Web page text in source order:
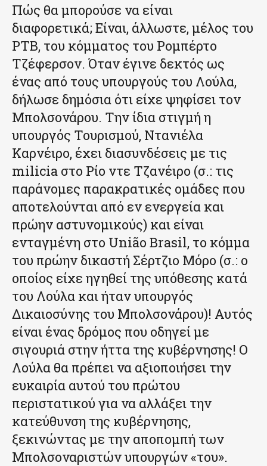
Πώς θα μπορούσε να είναι
διαφορετικά; Είναι, άλλωστε, μέλος του
PTB, του κόμματος του Ρομπέρτο
Τζέφερσον. Όταν έγινε δεκτός ως
ένας από τους υπουργούς του Λούλα,
δήλωσε δημόσια ότι είχε ψηφίσει τον
Μπολσονάρου. Την ίδια στιγμή η
υπουργός Τουρισμού, Ντανιέλα
Καρνέιρο, έχει διασυνδέσεις με τις
milicia στο Ρίο ντε Τζανέιρο (σ.: τις
παράνομες παρακρατικές ομάδες που
αποτελούνται από εν ενεργεία και
πρώην αστυνομικούς) και είναι
ενταγμένη στο União Brasil, το κόμμα
του πρώην δικαστή Σέρτζιο Μόρο (σ.: ο
οποίος είχε ηγηθεί της υπόθεσης κατά
του Λούλα και ήταν υπουργός
Δικαιοσύνης του Μπολσονάρου)! Αυτός
είναι ένας δρόμος που οδηγεί με
σιγουριά στην ήττα της κυβέρνησης! Ο
Λούλα θα πρέπει να αξιοποιήσει την
ευκαιρία αυτού του πρώτου
περιστατικού για να αλλάξει την
κατεύθυνση της κυβέρνησης,
ξεκινώντας με την αποπομπή των
Μπολσοναριστών υπουργών «του».